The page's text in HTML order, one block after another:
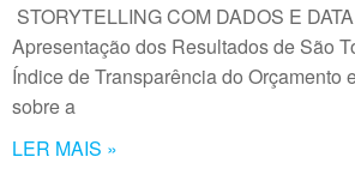
o
k
e
d
I
n
s
A
p
p
a
i
l
STORYTELLING COM DADOS E
Apresentação dos Resultados de São
Índice de Transparência do Orçamento
sobre a
LER MAIS »